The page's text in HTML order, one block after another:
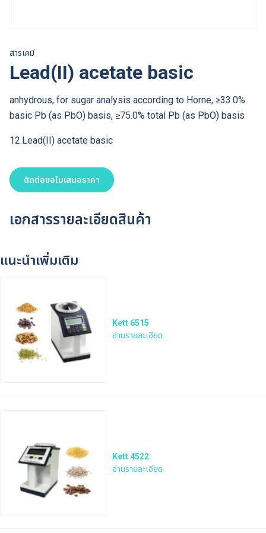
สารเคมี
Lead(II) acetate basic
anhydrous, for sugar analysis according to Horne, ≥33.0%
basic Pb (as PbO) basis, ≥75.0% total Pb (as PbO) basis
12.Lead(II) acetate basic
ติดต่อขอใบเสนอราคา
เอกสารรายละเอียดสินค้า
แนะนำเพิ่มเติม
Kett 6515
อ่านรายละเอียด
Kett 4522
อ่านรายละเอียด